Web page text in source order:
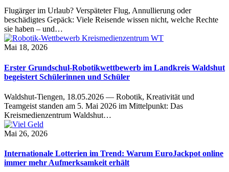
Flugärger im Urlaub? Verspäteter Flug, Annullierung oder
beschädigtes Gepäck: Viele Reisende wissen nicht, welche Rechte
sie haben – und…
Mai 18, 2026
Erster Grundschul-Robotikwettbewerb im Landkreis Waldshut
begeistert Schülerinnen und Schüler
Waldshut-Tiengen, 18.05.2026 — Robotik, Kreativität und
Teamgeist standen am 5. Mai 2026 im Mittelpunkt: Das
Kreismedienzentrum Waldshut…
Mai 26, 2026
Internationale Lotterien im Trend: Warum EuroJackpot online
immer mehr Aufmerksamkeit erhält